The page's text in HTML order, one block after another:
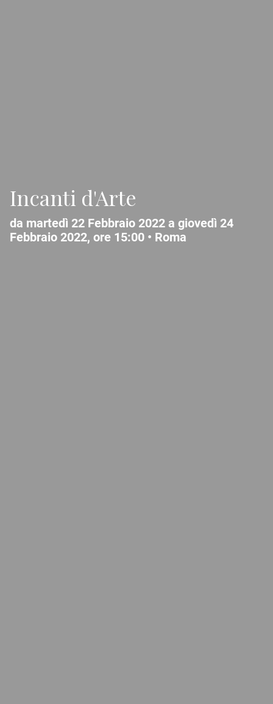
Incanti d'Arte
da martedì 22 Febbraio 2022 a giovedì 24
Febbraio 2022, ore 15:00 • Roma